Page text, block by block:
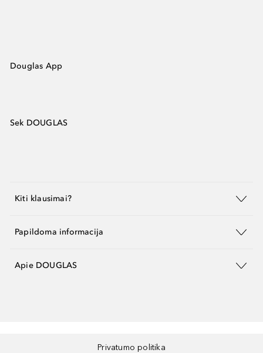
Douglas App
Sek DOUGLAS
Kiti klausimai?
Papildoma informacija
Apie DOUGLAS
Privatumo politika